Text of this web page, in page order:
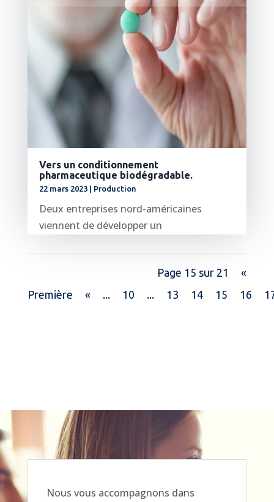
Vers un conditionnement
pharmaceutique biodégradable.
22 mars 2023| Production
Deux entreprises nord-américaines
viennent de développer un
Page 15 sur 21
«
Première
« ... 10 ... 13 14 15 16
Nous vous accompagnons dans